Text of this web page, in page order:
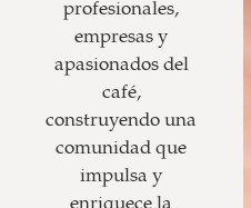
profesionales,
empresas y
apasionados del
café,
construyendo una
comunidad que
impulsa y